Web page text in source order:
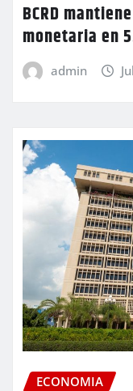
BCRD
monetaria en
admin
ECONOMIA